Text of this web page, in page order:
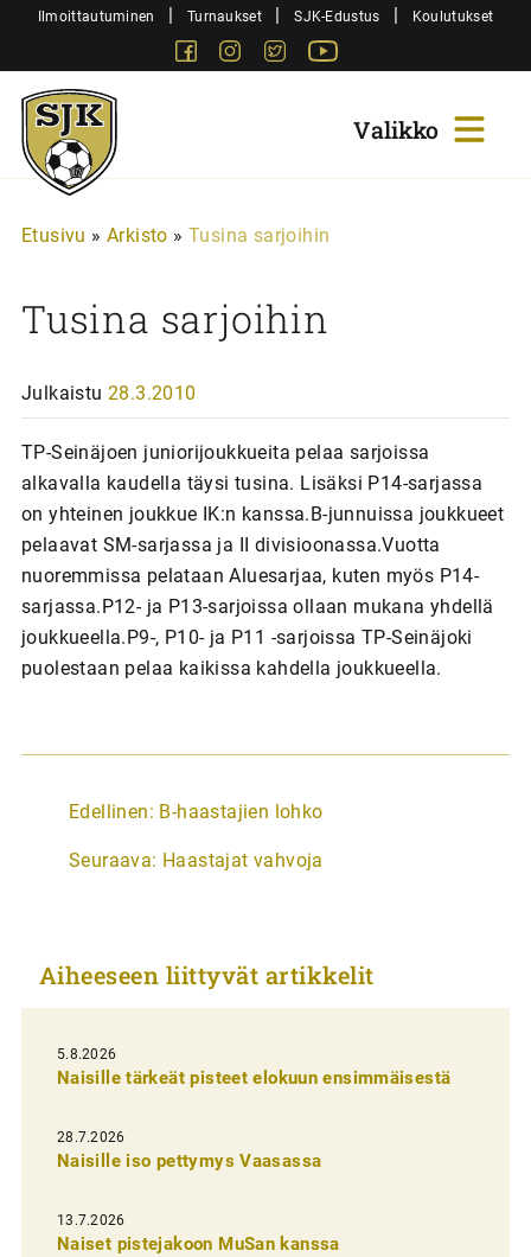
SiirryIlmoittautuminen | Turnaukset | SJK-Edustus | Koulutukset
FacebookInstagram
Twitter
Sjk-
Juniorit
Etusivu » Arkisto » Tusina sarjoihin
Tusina sarjoihin
Julkaistu 28.3.2010
TP-Seinäjoen juniorijoukkueita pelaa sarjoissa
alkavalla kaudella täysi tusina. Lisäksi P14-sarjassa
on yhteinen joukkue IK:n kanssa.B-junnuissa joukkueet
pelaavat SM-sarjassa ja II divisioonassa.Vuotta
nuoremmissa pelataan Aluesarjaa, kuten myös P14-
sarjassa.P12- ja P13-sarjoissa ollaan mukana yhdellä
joukkueella.P9-, P10- ja P11 -sarjoissa TP-Seinäjoki
puolestaan pelaa kaikissa kahdella joukkueella.
A
t
k
e
l
i
e
n
e
Edellinen: B-haastajien lohko
Seuraava: Haastajat vahvoja
Aiheeseen liittyvät artikkelit
5.8.2026
Naisille tärkeät pisteet elokuun ensimmäisestä
28.7.2026
Naisille iso pettymys Vaasassa
13.7.2026
Naiset pistejakoon MuSan kanssa